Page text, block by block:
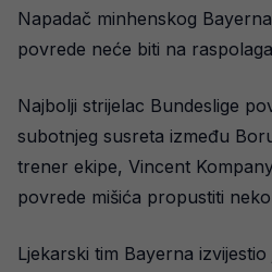
Napadač minhenskog
povrede neće biti na
Najbolji strijelac Bundeslige
subotnjeg susreta između
trener ekipe, Vincent
povrede mišića propustiti
Ljekarski tim Bayerna